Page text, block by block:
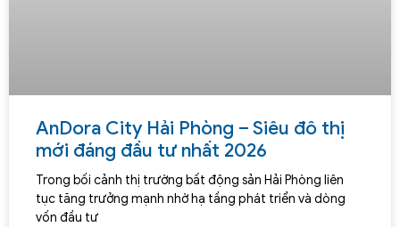
AnDora City Hải Phòng – Siêu đô thị
mới đáng đầu tư nhất 2026
Trong bối cảnh thị trường bất động sản Hải Phòng liên
tục tăng trưởng mạnh nhờ hạ tầng phát triển và dòng
vốn đầu tư